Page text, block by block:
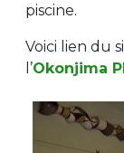
piscine.
Voici lien du
l’Okonjima